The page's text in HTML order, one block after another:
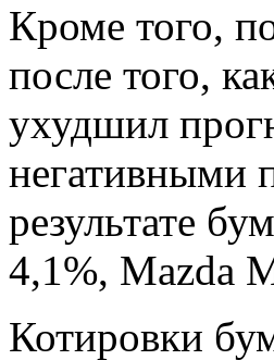
Кроме того,
после того,
ухудшил
негативными
результате
4,1%, Mazda
Котировки